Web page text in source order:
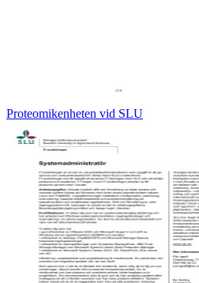
Proteomikenheten vid SLU